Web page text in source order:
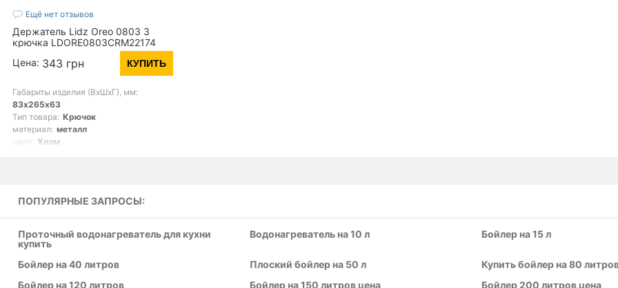
Ещё нет отзывов
Держатель Lidz Oreo 0803 3
крючка LDORE0803CRM22174
Цена: 343 грн КУПИТЬ
Габариты изделия (ВхШхГ), мм:
83х265х63
Тип товара: Крючок
материал: металл
цвет: Хром
ПОПУЛЯРНЫЕ ЗАПРОСЫ:
Проточный водонагреватель для кухни
купить
Водонагреватель на 10 л Бойлер на 15 л
Бойлер на 40 литров Плоский бойлер на 50 л Купить бойлер на 80
Бойлер на 120 литров
Бойлер на 150 литров цена Бойлер 200 литров цена